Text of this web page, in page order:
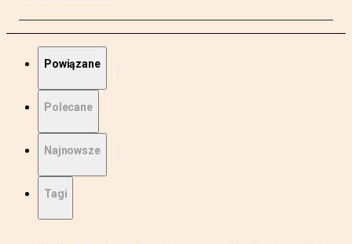
Powiązane
Polecane
Najnowsze
Tagi